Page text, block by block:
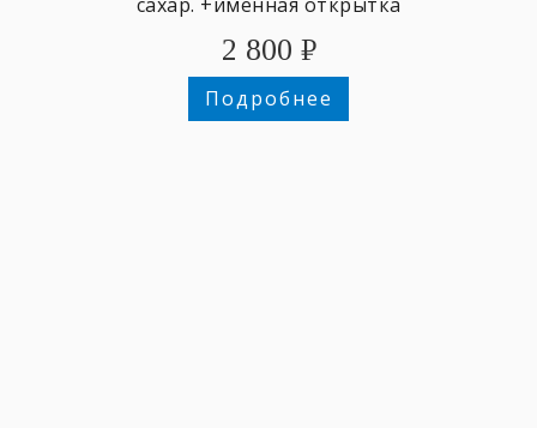
2 800 ₽
Подробнее